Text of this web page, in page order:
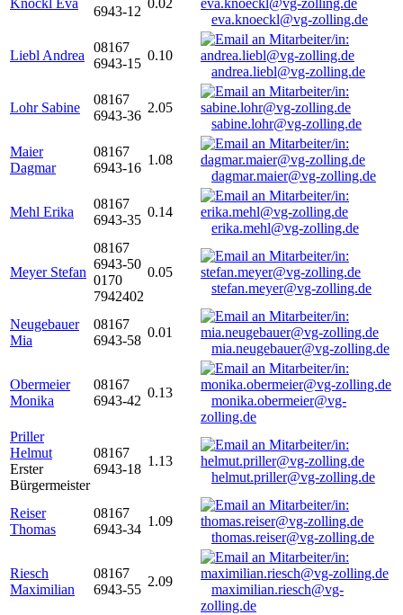
Knöckl Eva
6943-12
0.02
eva.knoeckl@vg-zolling.de
Liebl Andrea
08167
6943-15
0.10
andrea.liebl@vg-zolling.de
Lohr Sabine
08167
6943-36
2.05
sabine.lohr@vg-zolling.de
Maier
Dagmar
08167
6943-16
1.08
dagmar.maier@vg-zolling.de
Mehl Erika
08167
6943-35
0.14
erika.mehl@vg-zolling.de
Meyer Stefan
08167
6943-50
0170
7942402
0.05
stefan.meyer@vg-zolling.de
Neugebauer
Mia
08167
6943-58
0.01
mia.neugebauer@vg-zolling.de
Obermeier
Monika
08167
6943-42
0.13
monika.obermeier@vg-
zolling.de
Priller
Helmut
Erster
Bürgermeister
08167
6943-18
1.13
helmut.priller@vg-zolling.de
Reiser
Thomas
08167
6943-34
1.09
thomas.reiser@vg-zolling.de
Riesch
Maximilian
08167
6943-55
2.09
maximilian.riesch@vg-
zolling.de